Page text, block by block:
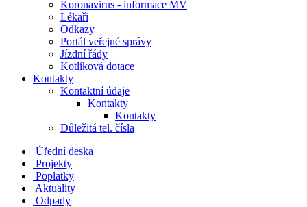
Koronavirus - informace MV
Lékaři
Odkazy
Portál veřejné správy
Jízdní řády
Kotlíková dotace
Kontakty
Kontaktní údaje
Kontakty
Kontakty
Důležitá tel. čísla
Úřední deska
Projekty
Poplatky
Aktuality
Odpady